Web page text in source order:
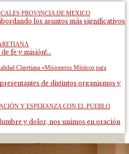
PROVINCIA DE MEXICO
los asuntos más significativos
fe y misión!...
Claretiana «Misioneros Místicos para
de distintos organismos y
Y ESPERANZA CON EL PUEBLO
y dolor, nos unimos en oración